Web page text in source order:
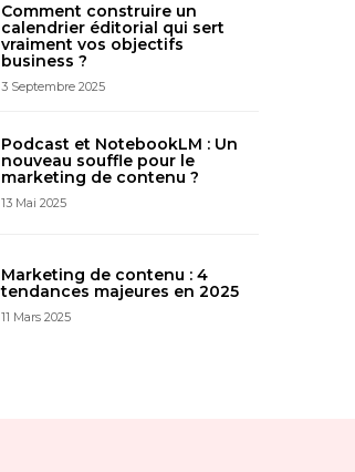
Comment construire un
calendrier éditorial qui sert
vraiment vos objectifs
business ?
3 Septembre 2025
Podcast et NotebookLM : Un
nouveau souffle pour le
marketing de contenu ?
13 Mai 2025
Marketing de contenu : 4
tendances majeures en 2025
11 Mars 2025